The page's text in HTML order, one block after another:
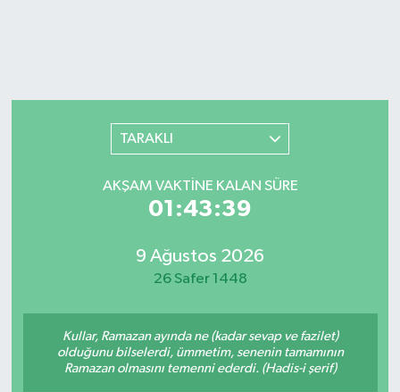
TARAKLI
AKŞAM VAKTINE KALAN SÜRE
01:43:39
9 Ağustos 2026
26 Safer 1448
Kullar, Ramazan ayında ne (kadar sevap ve fazilet)
olduğunu bilselerdi, ümmetim, senenin tamamının
Ramazan olmasını temenni ederdi. (Hadis-i şerif)